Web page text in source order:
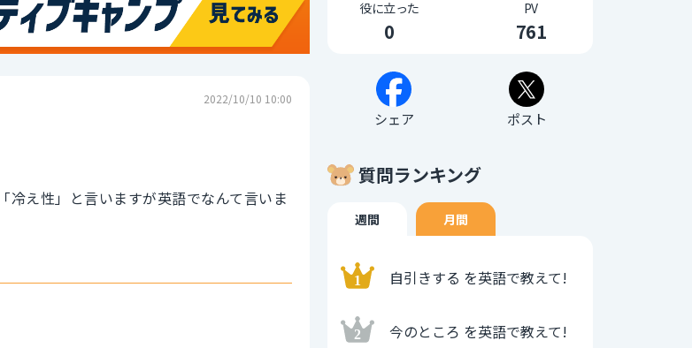
2022/10/10 10:00
冷え性」と言いますが英語でなんて言いま
役に立った
0
PV
761
シェア ポスト
質問ランキング
週間 月間
自引きする を英語で教えて!
今のところ を英語で教えて!